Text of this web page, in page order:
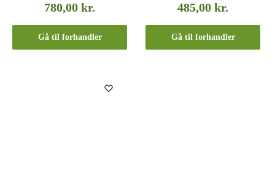
780,00kr.
Gå til forhandler
485,00kr.
Gå til forhandler